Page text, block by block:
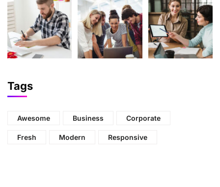
Tags
Awesome Business Corporate
Fresh Modern Responsive